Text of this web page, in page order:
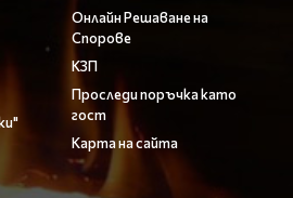
Онлайн Решаване на
Спорове
КЗП
Проследи поръчка като
гост
Карта на сайта